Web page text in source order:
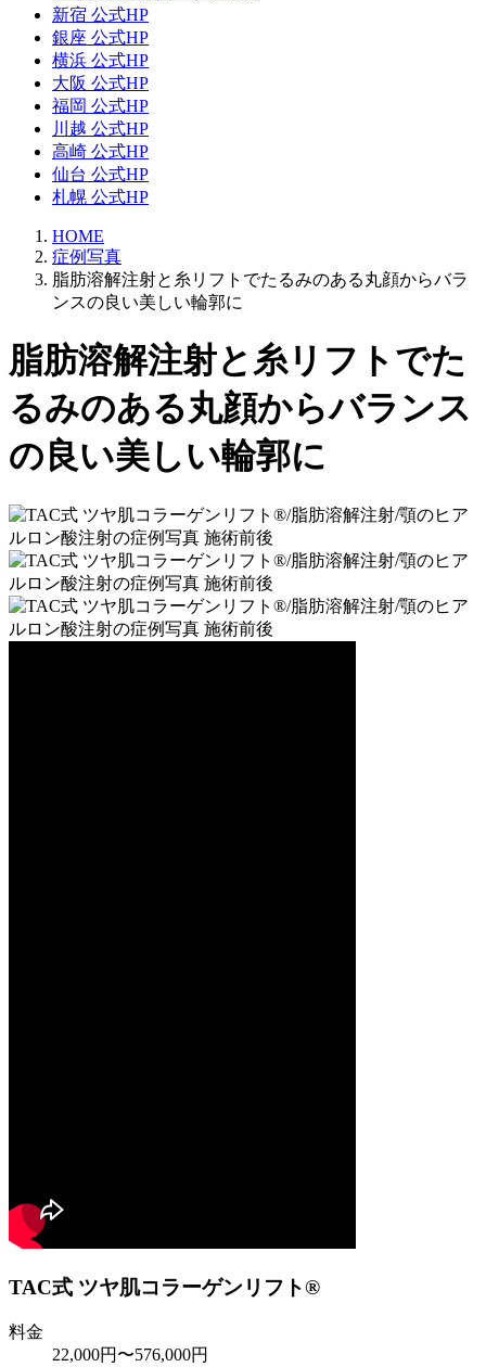
新宿 公式HP
銀座 公式HP
横浜 公式HP
大阪 公式HP
福岡 公式HP
川越 公式HP
高崎 公式HP
仙台 公式HP
札幌 公式HP
HOME
症例写真
脂肪溶解注射と糸リフトでたるみのある丸顔からバラ
ンスの良い美しい輪郭に
脂肪溶解注射と糸リフトでた
るみのある丸顔からバランス
の良い美しい輪郭に
TAC式 ツヤ肌コラーゲンリフト®
料金
22,000円〜576,000円